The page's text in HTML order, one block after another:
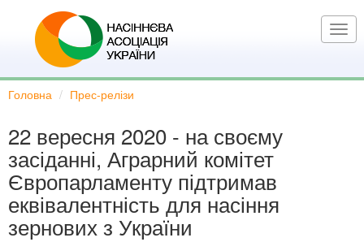
основного
Головна Прес-релізи
22 вересня 2020 - на своєму
засіданні, Аграрний комітет
Європарламенту підтримав
еквівалентність для насіння
зернових з України